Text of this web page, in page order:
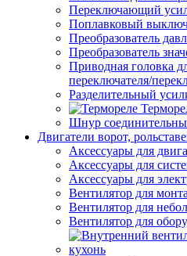
Переключающий
Поплавковый
Преобразователь
Преобразователь
Приводная головка
переключателя/
Разделительный
Шнур
Двигатели ворот,
Аксессуары для
Аксессуары для
Аксессуары для
Вентилятор для
Вентилятор для
Вентилятор для